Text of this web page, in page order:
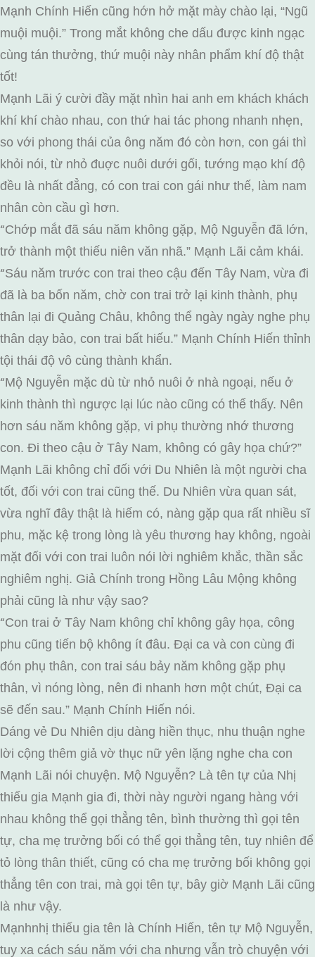
Mạnh Chính Hiến cũng hớn hở mặt mày chào lại, “Ngũ
muội muội.” Trong mắt không che dấu được kinh ngạc
cùng tán thưởng, thứ muội này nhân phẩm khí độ thật
tốt!
Mạnh Lãi ý cười đầy mặt nhìn hai anh em khách khách
khí khí chào nhau, con thứ hai tác phong nhanh nhẹn,
so với phong thái của ông năm đó còn hơn, con gái thì
khỏi nói, từ nhỏ đuợc nuôi dưới gối, tướng mạo khí độ
đều là nhất đẳng, có con trai con gái như thế, làm nam
nhân còn cầu gì hơn.
“Chớp mắt đã sáu năm không gặp, Mộ Nguyễn đã lớn,
trở thành một thiếu niên văn nhã.” Mạnh Lãi cảm khái.
“Sáu năm trước con trai theo cậu đến Tây Nam, vừa đi
đã là ba bốn năm, chờ con trai trở lại kinh thành, phụ
thân lại đi Quảng Châu, không thể ngày ngày nghe phụ
thân dạy bảo, con trai bất hiếu.” Mạnh Chính Hiến thỉnh
tội thái độ vô cùng thành khẩn.
“Mộ Nguyễn mặc dù từ nhỏ nuôi ở nhà ngoại, nếu ở
kinh thành thì ngược lại lúc nào cũng có thể thấy. Nên
hơn sáu năm không gặp, vi phụ thường nhớ thương
con. Đi theo cậu ở Tây Nam, không có gây họa chứ?”
Mạnh Lãi không chỉ đối với Du Nhiên là một người cha
tốt, đối với con trai cũng thế. Du Nhiên vừa quan sát,
vừa nghĩ đây thật là hiếm có, nàng gặp qua rất nhiều sĩ
phu, mặc kệ trong lòng là yêu thương hay không, ngoài
mặt đối với con trai luôn nói lời nghiêm khắc, thần sắc
nghiêm nghị. Giả Chính trong Hồng Lâu Mộng không
phải cũng là như vậy sao?
“Con trai ở Tây Nam không chỉ không gây họa, công
phu cũng tiến bộ không ít đâu. Đại ca và con cùng đi
đón phụ thân, con trai sáu bảy năm không gặp phụ
thân, vì nóng lòng, nên đi nhanh hơn một chút, Đại ca
sẽ đến sau.” Mạnh Chính Hiến nói.
Dáng vẻ Du Nhiên dịu dàng hiền thục, nhu thuận nghe
lời cộng thêm giả vờ thục nữ yên lặng nghe cha con
Mạnh Lãi nói chuyện. Mộ Nguyễn? Là tên tự của Nhị
thiếu gia Mạnh gia đi, thời này người ngang hàng với
nhau không thể gọi thẳng tên, bình thường thì gọi tên
tự, cha mẹ trưởng bối có thể gọi thẳng tên, tuy nhiên để
tỏ lòng thân thiết, cũng có cha mẹ trưởng bối không gọi
thẳng tên con trai, mà gọi tên tự, bây giờ Mạnh Lãi cũng
là như vậy.
Mạnhnhị thiếu gia tên là Chính Hiến, tên tự Mộ Nguyễn,
tuy xa cách sáu năm với cha nhưng vẫn trò chuyện với